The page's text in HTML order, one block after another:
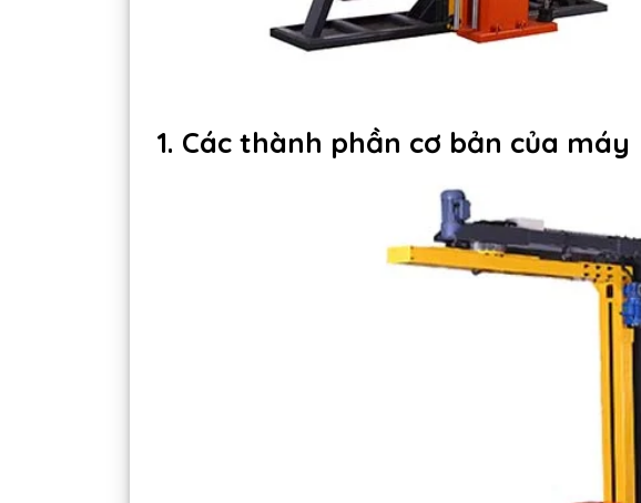
1. Các thành phần cơ bản của máy